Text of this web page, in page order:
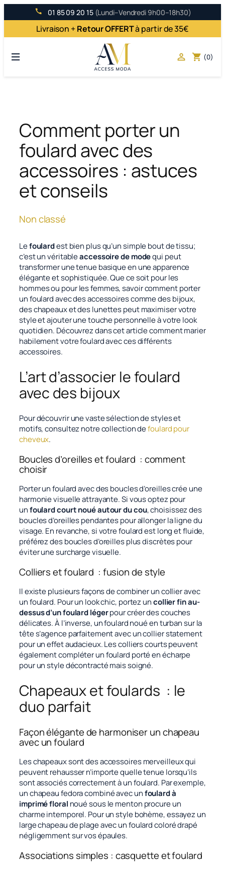
au
contenu
01 85 09 20 15 (Lundi–Vendredi 9h00–18h30)
Livraison +Retour OFFERTà partir de 35€
 shopping_cart (0)
Comment porter un
foulard avec des
accessoires : astuces
et conseils
Non classé
Lefoulardest bien plus qu’un simple bout de tissu;
c’est un véritableaccessoire de modequi peut
transformer une tenue basique en une apparence
élégante et sophistiquée. Que ce soit pour les
hommes ou pour les femmes, savoir comment porter
un foulard avec des accessoires comme des bijoux,
des chapeaux et des lunettes peut maximiser votre
style et ajouter une touche personnelle à votre look
quotidien. Découvrez dans cet article comment marier
habilement votre foulard avec ces différents
accessoires.
L’art d’associer le foulard
avec des bijoux
Pour découvrir une vaste sélection de styles et
motifs, consultez notre collection defoulard pour
cheveux.
Boucles d’oreilles et foulard : comment
choisir
Porter un foulard avec des boucles d’oreilles crée une
harmonie visuelle attrayante. Si vous optez pour
unfoulard court noué autour du cou, choisissez des
boucles d’oreilles pendantes pour allonger la ligne du
visage. En revanche, si votre foulard est long et fluide,
préférez des boucles d’oreilles plus discrètes pour
éviter une surcharge visuelle.
Colliers et foulard : fusion de style
Il existe plusieurs façons de combiner un collier avec
un foulard. Pour un look chic, portez uncollier fin au-
dessus d’un foulard légerpour créer des couches
délicates. À l’inverse, un foulard noué en turban sur la
tête s’agence parfaitement avec un collier statement
pour un effet audacieux. Les colliers courts peuvent
également compléter un foulard porté en écharpe
pour un style décontracté mais soigné.
Chapeaux et foulards : le
duo parfait
Façon élégante de harmoniser un chapeau
avec un foulard
Les chapeaux sont des accessoires merveilleux qui
peuvent rehausser n’importe quelle tenue lorsqu’ils
sont associés correctement à un foulard. Par exemple,
un chapeau fedora combiné avec unfoulard à
imprimé floral noué sous le menton procure un
charme intemporel. Pour un style bohème, essayez un
large chapeau de plage avec un foulard coloré drapé
négligemment sur vos épaules.
Associations simples : casquette et foulard